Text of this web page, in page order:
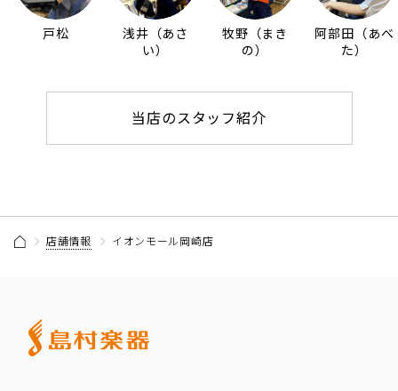
戸松
浅井（あさ
い）
牧野（まき
の）
阿部田（あべ
た）
当店のスタッフ紹介
店舗情報 イオンモール岡崎店